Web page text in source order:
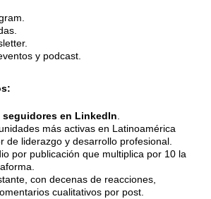
y podcast.
seguidores en LinkedIn.
más activas en Latinoamérica
de liderazgo y desarrollo profesional.
por publicación que multiplica por 10 la
con decenas de reacciones,
cualitativos por post.